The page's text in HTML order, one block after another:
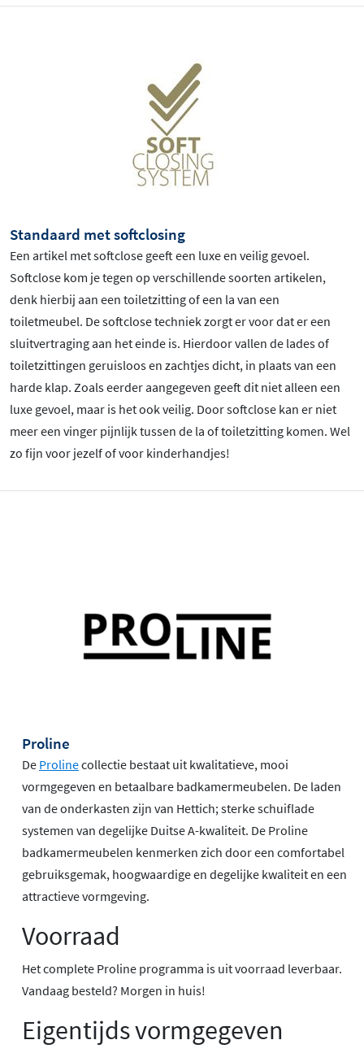
Standaard met softclosing
Een artikel met softclose geeft een luxe en veilig gevoel.
Softclose kom je tegen op verschillende soorten artikelen,
denk hierbij aan een toiletzitting of een la van een
toiletmeubel. De softclose techniek zorgt er voor dat er een
sluitvertraging aan het einde is. Hierdoor vallen de lades of
toiletzittingen geruisloos en zachtjes dicht, in plaats van een
harde klap. Zoals eerder aangegeven geeft dit niet alleen een
luxe gevoel, maar is het ook veilig. Door softclose kan er niet
meer een vinger pijnlijk tussen de la of toiletzitting komen. Wel
zo fijn voor jezelf of voor kinderhandjes!
Proline
De Prolinecollectie bestaat uit kwalitatieve, mooi
vormgegeven en betaalbare badkamermeubelen. De laden
van de onderkasten zijn van Hettich; sterke schuiflade
systemen van degelijke Duitse A-kwaliteit. De Proline
badkamermeubelen kenmerken zich door een comfortabel
gebruiksgemak, hoogwaardige en degelijke kwaliteit en een
attractieve vormgeving.
Voorraad
Het complete Proline programma is uit voorraad leverbaar.
Vandaag besteld? Morgen in huis!
Eigentijds vormgegeven